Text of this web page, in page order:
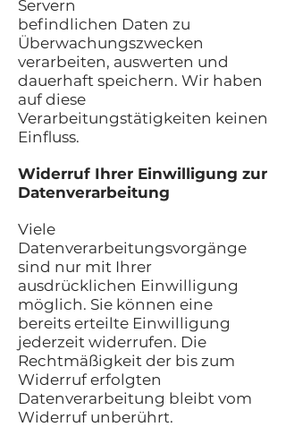
Servern
befindlichen Daten zu
Überwachungszwecken
verarbeiten, auswerten und
dauerhaft speichern. Wir haben
auf diese
Verarbeitungstätigkeiten keinen
Einfluss.
Widerruf Ihrer Einwilligung zur
Datenverarbeitung
Viele
Datenverarbeitungsvorgänge
sind nur mit Ihrer
ausdrücklichen Einwilligung
möglich. Sie können eine
bereits erteilte Einwilligung
jederzeit widerrufen. Die
Rechtmäßigkeit der bis zum
Widerruf erfolgten
Datenverarbeitung bleibt vom
Widerruf unberührt.